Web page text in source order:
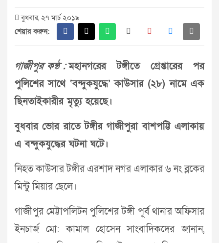
বুধবার, ২৭ মার্চ ২০১৯
শেয়ার করুন:
গাজীপুর কন্ঠ :মহানগরের টঙ্গীতে গ্রেপ্তারের পর
পুলিশের সাথে ‘বন্দুকযুদ্ধে’ কাউসার (২৮) নামে এক
ছিনতাইকারীর মৃত্যু হয়েছে।
বুধবার ভোর রাতে টঙ্গীর গাজীপুরা বাশপট্টি এলাকায়
এ বন্দুকযুদ্ধের ঘটনা ঘটে।
নিহত কাউসার টঙ্গীর এরশাদ নগর এলাকার ৬ নং ব্লকের
মিন্টু মিয়ার ছেলে।
গাজীপুর মেট্টাপলিটন পুলিশের টঙ্গী পূর্ব থানার অফিসার
ইনচার্জ মো: কামাল হোসেন সাংবাদিকদের জানান,